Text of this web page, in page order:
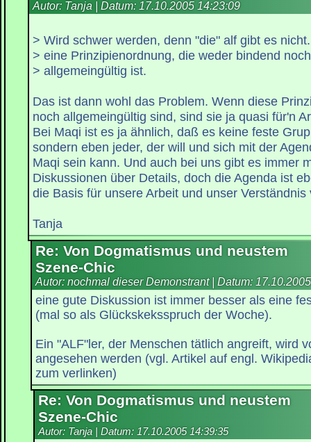
Autor: Tanja | Datum: 17.10.2005 14:23:09
> Wird schwer werden, denn "die" alf gibt es
> eine Prinzipienordnung, die weder bindend noch
> allgemeingültig ist.
Das ist dann wohl das Problem. Wenn diese
noch allgemeingültig sind, sind sie ja quasi für'n
Bei Maqi ist es ja ähnlich, daß es keine feste
sondern eben jeder, der will und sich mit der
Maqi sein kann. Und auch bei uns gibt es immer
Diskussionen über Details, doch die Agenda ist
die Basis für unsere Arbeit und unser Verständnis
Tanja
Re: Von Dogmatismus und neustem
Szene-Chic
Autor: nochmal dieser Demonstrant | Datum:
eine gute Diskussion ist immer besser als eine
(mal so als Glückskeksspruch der Woche).
Ein "ALF"ler, der Menschen tätlich angreift, wird
angesehen werden (vgl. Artikel auf engl.
zum verlinken)
Re: Von Dogmatismus und neustem
Szene-Chic
Autor: Tanja | Datum: 17.10.2005 14:39:35